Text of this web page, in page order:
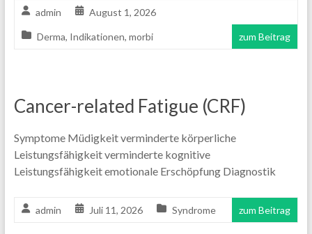
admin August 1, 2026
Derma, Indikationen, morbi zum Beitrag
Cancer-related Fatigue (CRF)
Symptome Müdigkeit verminderte körperliche
Leistungsfähigkeit verminderte kognitive
Leistungsfähigkeit emotionale Erschöpfung Diagnostik
admin Juli 11, 2026 Syndrome zum Beitrag